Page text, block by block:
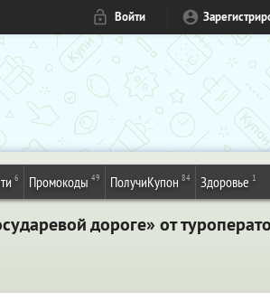
Войти
6 Промокоды 49 ПолучиКупон 84 Здоровье 1
дороге» от